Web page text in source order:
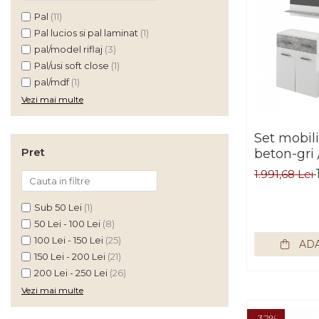
Mese birou
rafturi/etajere carti
Scaune Birou
Scaune conferinta-vizitator
Seturi mobilier birou
complet
Camera copiilor
Birouri camera copilului
Fotolii
Paturi pentru copii
Paturi supraetajate
Covoare
COVOARE CLASICE
Pal (11)
Pal lucios si pal laminat (1)
pal/model riflaj (3)
Pal/usi soft close (1)
pal/mdf (1)
Vezi mai multe
Pret
Sub 50 Lei (1)
50 Lei - 100 Lei (8)
100 Lei - 150 Lei (25)
150 Lei - 200 Lei (21)
200 Lei - 250 Lei (26)
Vezi mai multe
Set mobilier
beton-gri
Bortis
1.991,68 Lei